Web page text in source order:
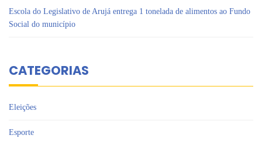
Escola do Legislativo de Arujá entrega 1 tonelada de alimentos ao Fundo
Social do município
CATEGORIAS
Eleições
Esporte